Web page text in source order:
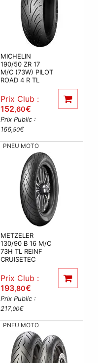
MICHELIN
190/50 ZR 17
M/C (73W) PILOT
ROAD 4 R TL
Prix Club :
152,60€
Prix Public :
166,50€
PNEU MOTO
METZELER
130/90 B 16 M/C
73H TL REINF
CRUISETEC
Prix Club :
193,80€
Prix Public :
217,90€
PNEU MOTO